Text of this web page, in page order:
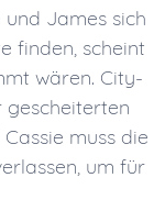
James sich
finden, scheint
wären. City-
muss die
um für